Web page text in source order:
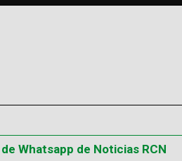
Whatsapp de Noticias RCN